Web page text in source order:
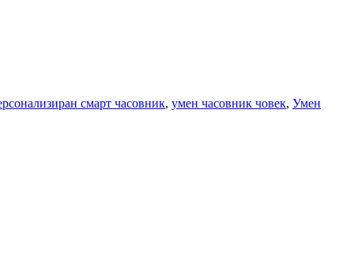
смарт часовник, умен часовник човек, Умен